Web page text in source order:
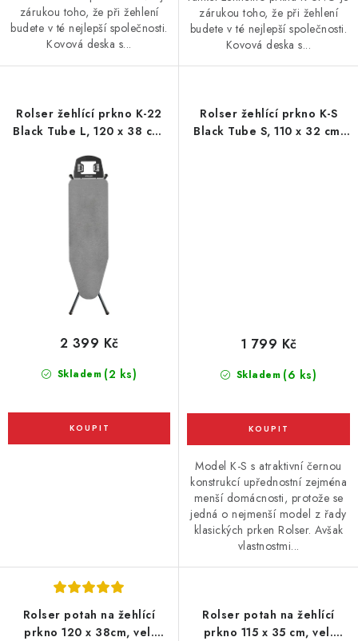
zárukou toho, že při žehlení
budete v té nejlepší společnosti.
Kovová deska s...
zárukou toho, že při žehlení
budete v té nejlepší společnosti.
Kovová deska s...
Rolser žehlící prkno K-22
Black Tube L, 120 x 38 cm,
Skladem (2 ks)
2 399 Kč
Rolser žehlící prkno K-S
Black Tube S, 110 x 32 cm,
Skladem (6 ks)
1 799 Kč
Model K-S s atraktivní černou
konstrukcí upřednostní zejména
menší domácnosti, protože se
jedná o nejmenší model z řady
klasických prken Rolser. Avšak
vlastnostmi...
Rolser potah na žehlící
prkno 120 x 38cm, vel.
Rolser potah na žehlící
prkno 115 x 35 cm, vel.